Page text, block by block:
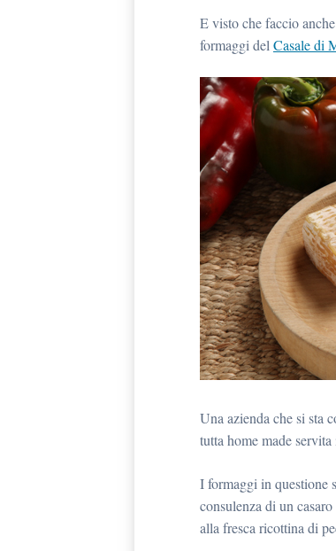
E visto che faccio
formaggi del Casale di
Una azienda che si sta
tutta home made
I formaggi in questione
consulenza di un
alla fresca ricottina di